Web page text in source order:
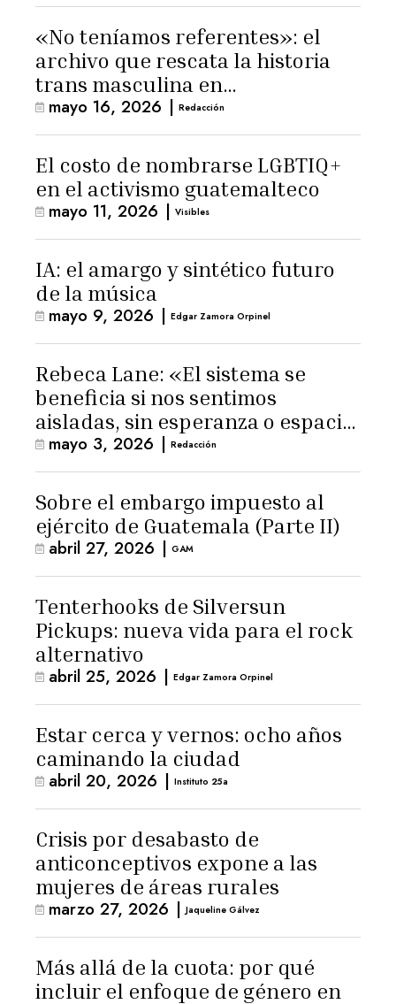
«No teníamos referentes»: el
archivo que rescata la historia
trans masculina en
Latinoamérica
mayo 16, 2026 | Redacción
El costo de nombrarse LGBTIQ+
en el activismo guatemalteco
mayo 11, 2026 | Visibles
IA: el amargo y sintético futuro
de la música
mayo 9, 2026 | Edgar Zamora Orpinel
Rebeca Lane: «El sistema se
beneficia si nos sentimos
aisladas, sin esperanza o espacio
para la ternura»
mayo 3, 2026 | Redacción
Sobre el embargo impuesto al
ejército de Guatemala (Parte II)
abril 27, 2026 | GAM
Tenterhooks de Silversun
Pickups: nueva vida para el rock
alternativo
abril 25, 2026 | Edgar Zamora Orpinel
Estar cerca y vernos: ocho años
caminando la ciudad
abril 20, 2026 | Instituto 25a
Crisis por desabasto de
anticonceptivos expone a las
mujeres de áreas rurales
marzo 27, 2026 | Jaqueline Gálvez
Más allá de la cuota: por qué
incluir el enfoque de género en